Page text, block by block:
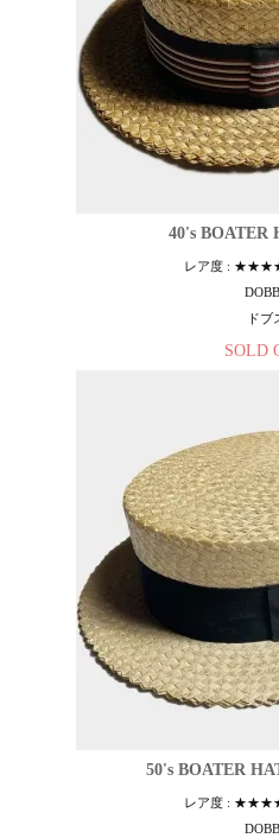
40's BOATER
レア度 :
ドブ
SOLD
50's BOATER
レア度 :